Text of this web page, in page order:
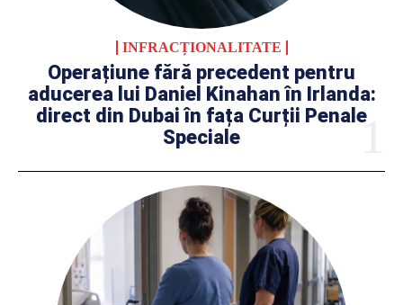
INFRACȚIONALITATE
Operațiune fără precedent pentru
aducerea lui Daniel Kinahan în Irlanda:
direct din Dubai în fața Curții Penale
Speciale